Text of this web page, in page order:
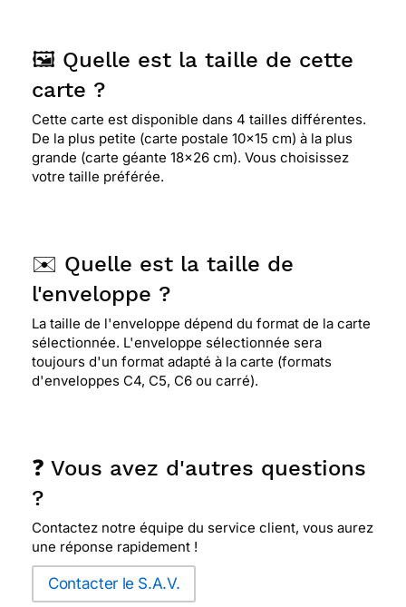
🖼️ Quelle est la taille de cette
carte ?
Cette carte est disponible dans 4 tailles différentes.
De la plus petite (carte postale 10x15 cm) à la plus
grande (carte géante 18x26 cm). Vous choisissez
votre taille préférée.
✉️ Quelle est la taille de
l'enveloppe ?
La taille de l'enveloppe dépend du format de la carte
sélectionnée. L'enveloppe sélectionnée sera
toujours d'un format adapté à la carte (formats
d'enveloppes C4, C5, C6 ou carré).
❓ Vous avez d'autres questions
?
Contactez notre équipe du service client, vous aurez
une réponse rapidement !
Contacter le S.A.V.